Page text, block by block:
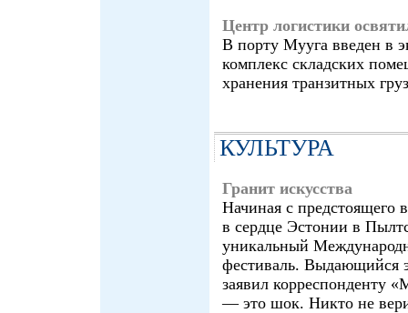
Центр логистики
В порту Мууга введен в
комплекс складских
хранения транзитных
КУЛЬТУРА
Гранит искусства
Начиная с предстоящего
в сердце Эстонии в
уникальный
фестиваль. Выдающийся
заявил корреспонденту
— это шок. Никто не